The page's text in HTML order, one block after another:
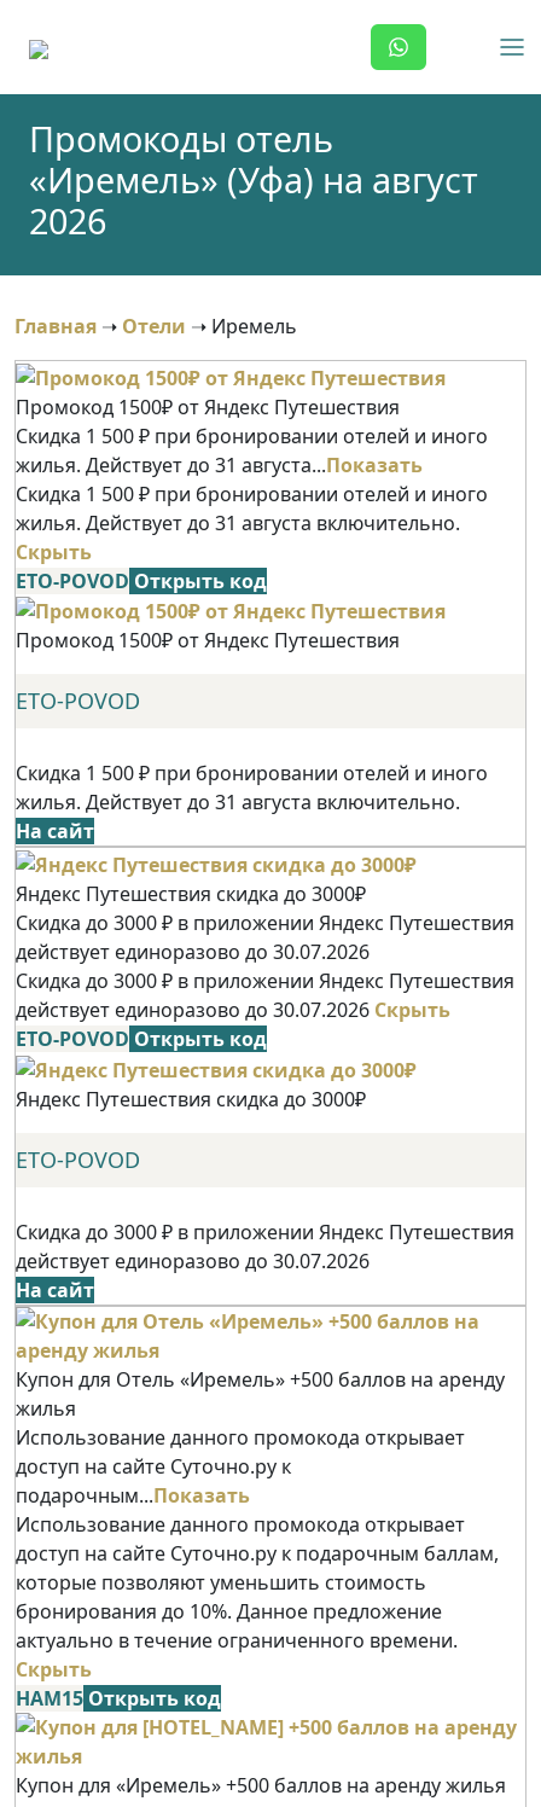
Промокоды отель
«Иремель» (Уфа) на август
2026
Главная ➝ Отели ➝ Иремель
Промокод 1500₽ от Яндекс Путешествия
Скидка 1 500 ₽ при бронировании отелей и иного
жилья. Действует до 31 августа...Показать
Скидка 1 500 ₽ при бронировании отелей и иного
жилья. Действует до 31 августа включительно.
Скрыть
ETO-POVOD Открыть код
Промокод 1500₽ от Яндекс Путешествия
ETO-POVOD
Скидка 1 500 ₽ при бронировании отелей и иного
жилья. Действует до 31 августа включительно.
На сайт
Яндекс Путешествия скидка до 3000₽
Скидка до 3000 ₽ в приложении Яндекс Путешествия
действует единоразово до 30.07.2026
Скидка до 3000 ₽ в приложении Яндекс Путешествия
действует единоразово до 30.07.2026 Скрыть
ETO-POVOD Открыть код
Яндекс Путешествия скидка до 3000₽
ETO-POVOD
Скидка до 3000 ₽ в приложении Яндекс Путешествия
действует единоразово до 30.07.2026
На сайт
Купон для Отель «Иремель» +500 баллов на аренду
жилья
Использование данного промокода открывает
доступ на сайте Суточно.ру к
подарочным...Показать
Использование данного промокода открывает
доступ на сайте Суточно.ру к подарочным баллам,
которые позволяют уменьшить стоимость
бронирования до 10%. Данное предложение
актуально в течение ограниченного времени.
Скрыть
НАМ15 Открыть код
Купон для «Иремель» +500 баллов на аренду жилья